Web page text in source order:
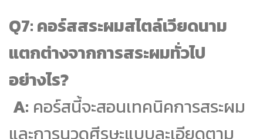
Q7: คอร์สสระผมสไตล์เวียดนาม
แตกต่างจากการสระผมทั่วไป
อย่างไร?
A: คอร์สนี้จะสอนเทคนิคการสระผม
และการนวดศีรษะแบบละเอียดตาม